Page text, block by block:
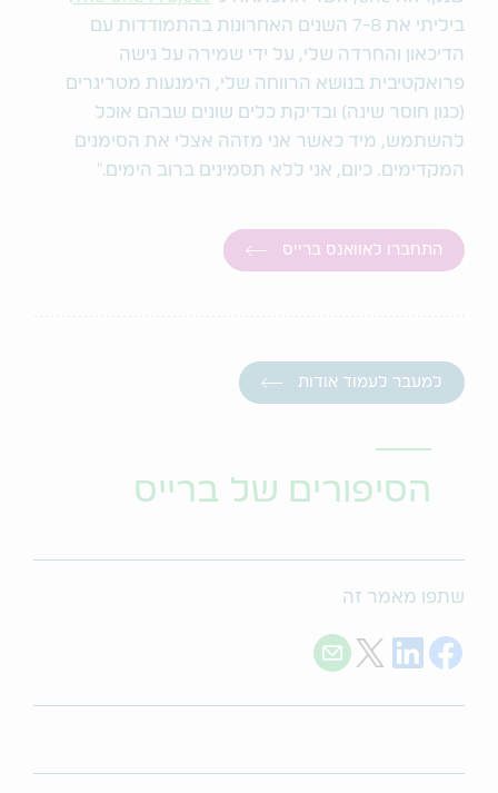
ביליתי את 7-8 השנים האחרונות בהתמודדות עם
הדיכאון והחרדה שלי, על ידי שמירה על גישה
פרואקטיבית בנושא הרווחה שלי, הימנעות מטריגרים
(כגון חוסר שינה) ובדיקת כלים שונים שבהם אוכל
להשתמש, מיד כאשר אני מזהה אצלי את הסימנים
המקדימים. כיום, אני ללא תסמינים ברוב הימים."
התחברו לאוואנס ברייס
למעבר לעמוד אודות
הסיפורים של ברייס
שתפו מאמר זה
Share on Facebook
Share on LinkedIn
Share on Twitter
Share with E-mail